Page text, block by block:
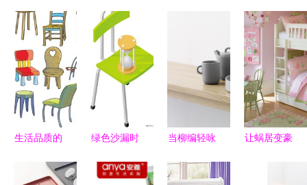
生活品质的
的选择与应
绿色沙漏时
饰中的细腻
当柳编轻咏
Simon
让蜗居变豪